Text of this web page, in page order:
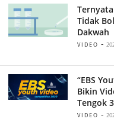
Tidak
Dakwah
VIDEO -
“EBS
Bikin
Tengok
VIDEO -